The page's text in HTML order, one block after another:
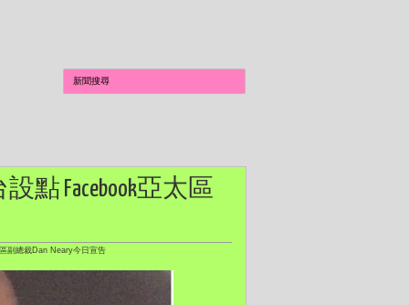
設點 Facebook亞太區
副總裁Dan Neary今日宣告